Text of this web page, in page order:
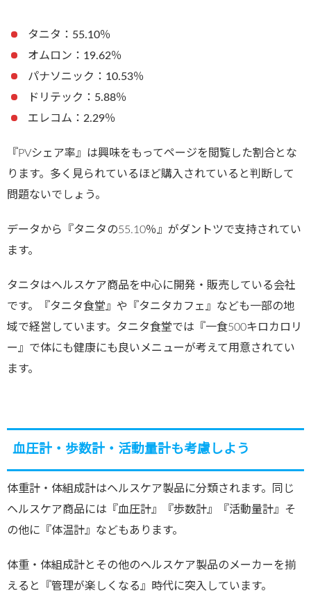
タニタ：55.10％
オムロン：19.62％
パナソニック：10.53％
ドリテック：5.88％
エレコム：2.29％
『PVシェア率』は興味をもってページを閲覧した割合とな
ります。多く見られているほど購入されていると判断して
問題ないでしょう。
データから『タニタの55.10％』がダントツで支持されてい
ます。
タニタはヘルスケア商品を中心に開発・販売している会社
です。『タニタ食堂』や『タニタカフェ』なども一部の地
域で経営しています。タニタ食堂では『一食500キロカロリ
ー』で体にも健康にも良いメニューが考えて用意されてい
ます。
血圧計・歩数計・活動量計も考慮しよう
体重計・体組成計はヘルスケア製品に分類されます。同じ
ヘルスケア商品には『血圧計』『歩数計』『活動量計』そ
の他に『体温計』などもあります。
体重・体組成計とその他のヘルスケア製品のメーカーを揃
えると『管理が楽しくなる』時代に突入しています。